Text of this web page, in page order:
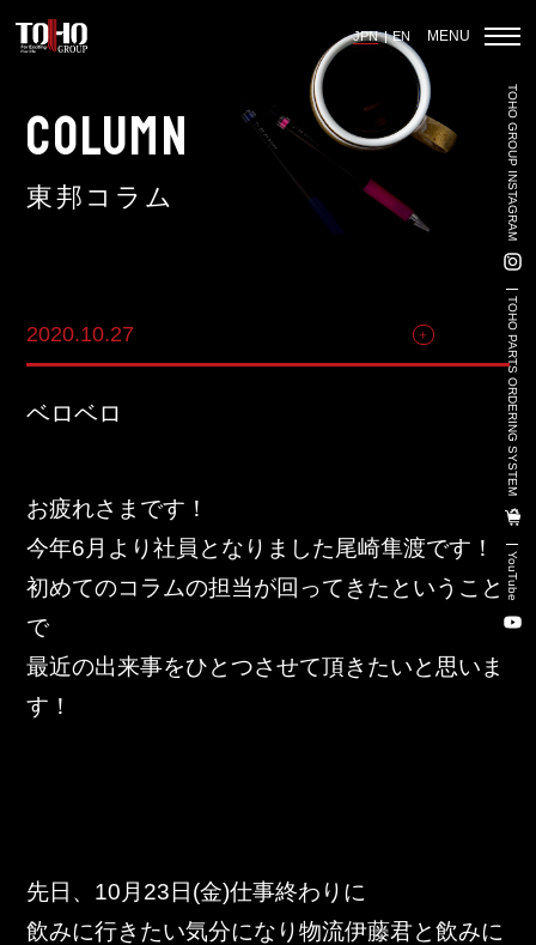
JPN EN MENU
中古車販売事業
輸出入事業
新卒・キャリア採用コンサルティング事業
人材紹介事業
DX事業
株式会社 ワールドパーツ
TOHO GROUP INSTAGRAM
TOHO PARTS ORDERING SYSTEM
YouTube
COLUMN
東邦コラム
2020.10.27 その他
ベロベロ
お疲れさまです！
今年6月より社員となりました尾崎隼渡です！
初めてのコラムの担当が回ってきたということ
で
最近の出来事をひとつさせて頂きたいと思いま
す！
先日、10月23日(金)仕事終わりに
飲みに行きたい気分になり物流伊藤君と飲みに